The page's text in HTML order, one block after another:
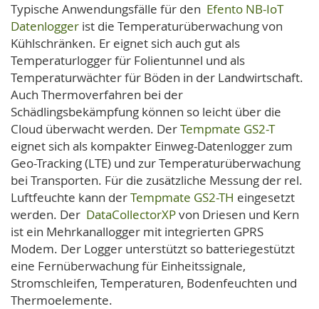
Typische Anwendungsfälle für den Efento NB-IoT
Datenlogger ist die Temperaturüberwachung von
Kühlschränken. Er eignet sich auch gut als
Temperaturlogger für Folientunnel und als
Temperaturwächter für Böden in der Landwirtschaft.
Auch Thermoverfahren bei der
Schädlingsbekämpfung können so leicht über die
Cloud überwacht werden. DerTempmate GS2-T
eignet sich als kompakter Einweg-Datenlogger zum
Geo-Tracking (LTE) und zur Temperaturüberwachung
bei Transporten. Für die zusätzliche Messung der rel.
Luftfeuchte kann derTempmate GS2-TH eingesetzt
werden. Der DataCollectorXPvon Driesen und Kern
ist ein Mehrkanallogger mit integrierten GPRS
Modem. Der Logger unterstützt so batteriegestützt
eine Fernüberwachung für Einheitssignale,
Stromschleifen, Temperaturen, Bodenfeuchten und
Thermoelemente.